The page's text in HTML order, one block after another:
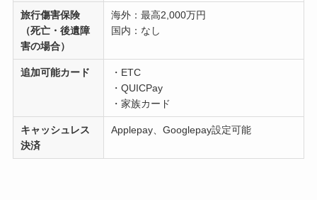
旅行傷害保険
（死亡・後遺障
害の場合）
海外：最高2,000万円
国内：なし
追加可能カード
・ETC
・QUICPay
・家族カード
キャッシュレス
決済
Applepay、Googlepay設定可能